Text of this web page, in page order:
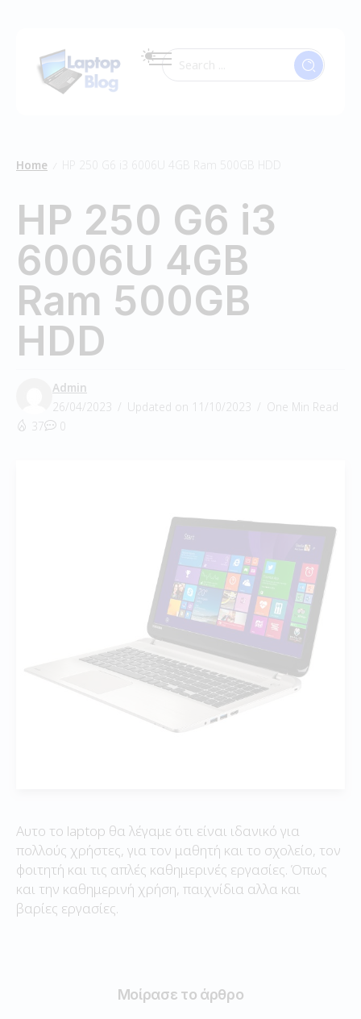
Home HP 250 G6 i3 6006U 4GB Ram 500GB HDD
HP 250 G6 i3
6006U 4GB
Ram 500GB
HDD
Admin
26/04/2023
Updated on 11/10/2023
One Min Read
37
0
Αυτο το laptop θα λέγαμε ότι είναι ιδανικό για
πολλούς χρήστες, για τον μαθητή και το σχολείο, τον
φοιτητή και τις απλές καθημερινές εργασίες. Όπως
και την καθημερινή χρήση, παιχνίδια αλλα και
βαρίες εργασίες.
Μοίρασε το άρθρο